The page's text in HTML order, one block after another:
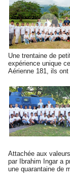
Une trentaine de
expérience unique
Aérienne 181, ils
Attachée aux
par Ibrahim Ingar a
une quarantaine de